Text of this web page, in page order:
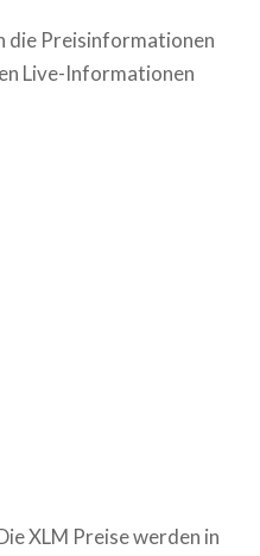
die Preisinformationen
Live-Informationen
XLM Preise werden in